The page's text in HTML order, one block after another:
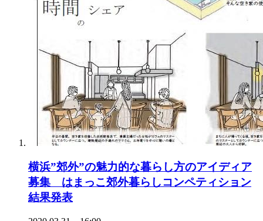
横浜”郊外”の魅力的な暮らし方のアイディア
募集 はまっこ郊外暮らしコンペティション
結果発表